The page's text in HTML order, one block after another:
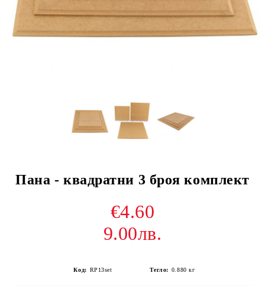
Пана - квадратни 3 броя комплект
€4.60
9.00лв.
Код: RP13set Тегло: 0.880 кг